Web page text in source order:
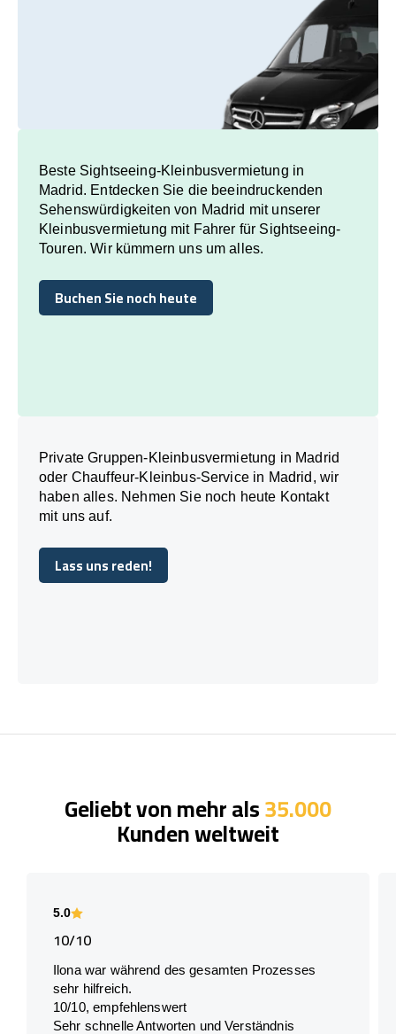
Beste Sightseeing-Kleinbusvermietung in
Madrid. Entdecken Sie die beeindruckenden
Sehenswürdigkeiten von Madrid mit unserer
Kleinbusvermietung mit Fahrer für Sightseeing-
Touren. Wir kümmern uns um alles.
Buchen Sie noch heute
Buchen Sie noch heute
Private Gruppen-Kleinbusvermietung in Madrid
oder Chauffeur-Kleinbus-Service in Madrid, wir
haben alles. Nehmen Sie noch heute Kontakt
mit uns auf.
Lass uns reden!
Lass uns reden!
Geliebt von mehr als35.000
Kunden weltweit
5.0
10/10
Ilona war während des gesamten Prozesses
sehr hilfreich.
10/10, empfehlenswert
Sehr schnelle Antworten und Verständnis